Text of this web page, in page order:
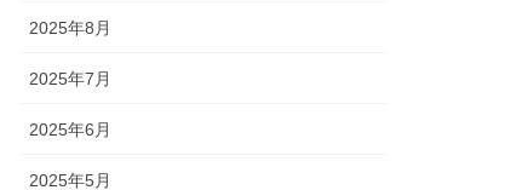
2025年8月
2025年7月
2025年6月
2025年5月